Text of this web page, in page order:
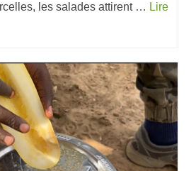
les salades attirent … Lire